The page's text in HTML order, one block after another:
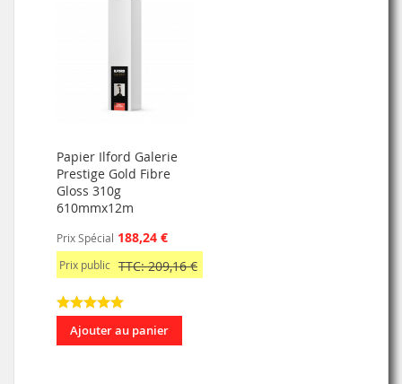
Papier Ilford Galerie
Prestige Gold Fibre
Gloss 310g
610mmx12m
Prix Spécial 188,24 €
Prix public TTC: 209,16 €
Ajouter au panier